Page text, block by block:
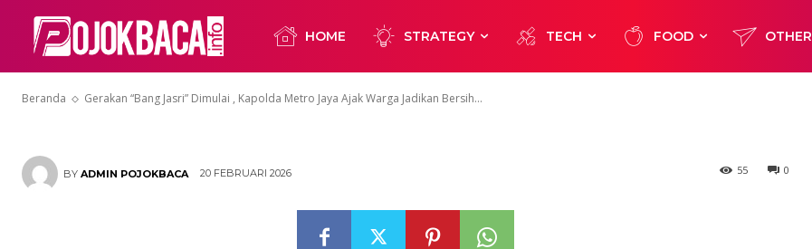
HOME STRATEGY TECH FOOD OTHER
Beranda Gerakan “Bang Jasri” Dimulai , Kapolda Metro Jaya Ajak Warga Jadikan Bersih...
sebagai Budaya
BY ADMIN POJOKBACA 20 FEBRUARI 2026 0
55